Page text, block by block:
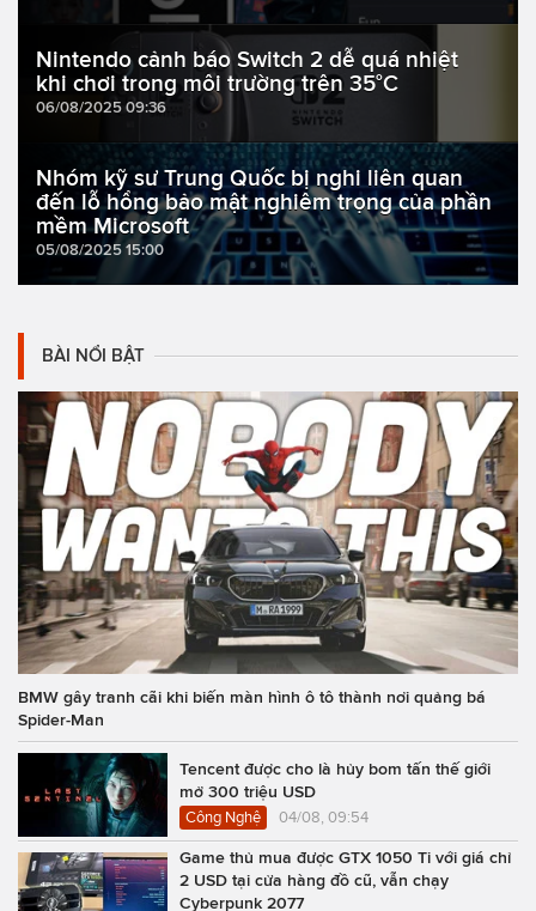
Nintendo cảnh báo Switch 2 dễ quá nhiệt
khi chơi trong môi trường trên 35°C
06/08/2025 09:36
Nhóm kỹ sư Trung Quốc bị nghi liên quan
đến lỗ hổng bảo mật nghiêm trọng của phần
mềm Microsoft
05/08/2025 15:00
BÀI NỔI BẬT
BMW gây tranh cãi khi biến màn hình ô tô thành nơi quảng bá
Spider-Man
Tencent được cho là hủy bom tấn thế giới
mở 300 triệu USD
Công Nghệ 04/08, 09:54
Game thủ mua được GTX 1050 Ti với giá chỉ
2 USD tại cửa hàng đồ cũ, vẫn chạy
Cyberpunk 2077